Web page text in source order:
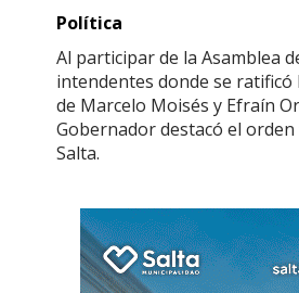
Política
Al participar de la Asamblea
intendentes donde se ratificó
de Marcelo Moisés y Efraín
Gobernador destacó el
Salta.